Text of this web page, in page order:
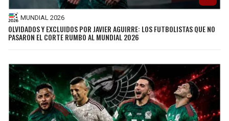
MUNDIAL 2026
OLVIDADOS Y EXCLUIDOS POR JAVIER AGUIRRE: LOS FUTBOLISTAS QUE NO
PASARON EL CORTE RUMBO AL MUNDIAL 2026